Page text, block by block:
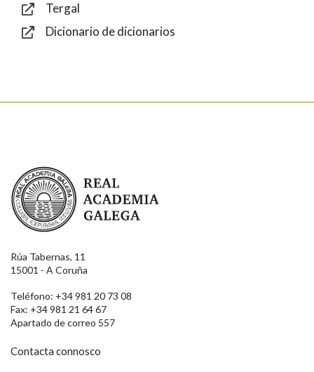
Tergal
Dicionario de dicionarios
Real Academia Galega
Rúa Tabernas, 11
15001 - A Coruña
Teléfono: +34 981 20 73 08
Fax: +34 981 21 64 67
Apartado de correo 557
Contacta connosco